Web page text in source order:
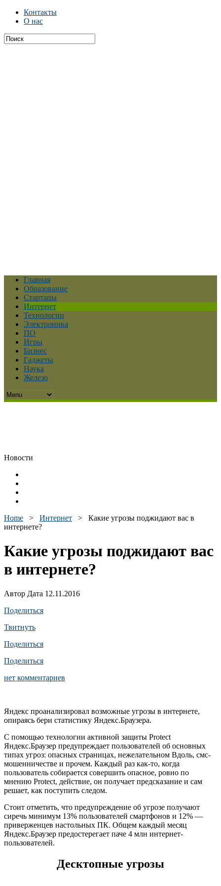
Контакты
О нас
Главная
Образование
Стартапы
Интернет
Технологии
Электроника
ПО
Игры
Бизнес
Гаджеты
Наука
Железо
Новости
Home > Интернет > Какие угрозы поджидают вас в
интернете?
Какие угрозы поджидают вас
в интернете?
Автор Дата 12.11.2016
Поделиться
Твитнуть
Поделиться
Поделиться
нет комментариев
Яндекс проанализировал возможные угрозы в интернете,
опираясь бери статистику Яндекс.Браузера.
С помощью технологии активной защиты Protect
Яндекс.Браузер предупреждает пользователей об основных
типах угроз: опасных страницах, нежелательном Вдоль, смс-
мошенничестве и прочем. Каждый раз как-то, когда
пользователь собирается совершить опасное, ровно по
мнению Protect, действие, он получает предсказание и сам
решает, как поступить следом.
Стоит отметить, что предупреждение об угрозе получают
сиречь минимум 13% пользователей смартфонов и 12% —
приверженцев настольных ПК. Общем каждый месяц
Яндекс.Браузер предостерегает паче 4 млн интернет-
пользователей.
Десктопные угрозы